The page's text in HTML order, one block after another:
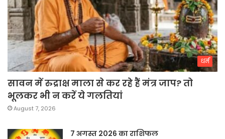
धर्म
सावन में रुद्राक्ष माला से कर रहे हैं मंत्र जाप? तो
भूलकर भी न करें ये गलतियां
August 7, 2026
7 अगस्त 2026 का राशिफल